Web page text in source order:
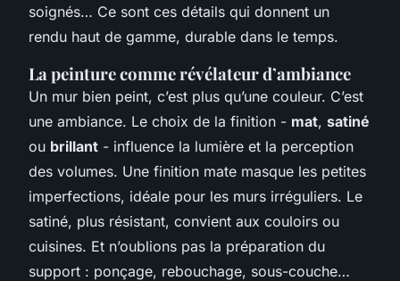
soignés… Ce sont ces détails qui donnent un
rendu haut de gamme, durable dans le temps.
La peinture comme révélateur d’ambiance
Un mur bien peint, c’est plus qu’une couleur. C’est
une ambiance. Le choix de la finition - mat, satiné
ou brillant - influence la lumière et la perception
des volumes. Une finition mate masque les petites
imperfections, idéale pour les murs irréguliers. Le
satiné, plus résistant, convient aux couloirs ou
cuisines. Et n’oublions pas la préparation du
support : ponçage, rebouchage, sous-couche…